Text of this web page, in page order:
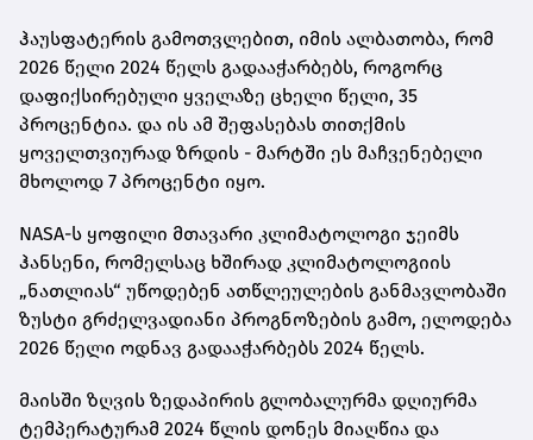
ჰაუსფატერის გამოთვლებით, იმის ალბათობა, რომ
2026 წელი 2024 წელს გადააჭარბებს, როგორც
დაფიქსირებული ყველაზე ცხელი წელი, 35
პროცენტია. და ის ამ შეფასებას თითქმის
ყოველთვიურად ზრდის - მარტში ეს მაჩვენებელი
მხოლოდ 7 პროცენტი იყო.
NASA-ს ყოფილი მთავარი კლიმატოლოგი ჯეიმს
ჰანსენი, რომელსაც ხშირად კლიმატოლოგიის
„ნათლიას“ უწოდებენ ათწლეულების განმავლობაში
ზუსტი გრძელვადიანი პროგნოზების გამო, ელოდება
2026 წელი ოდნავ გადააჭარბებს 2024 წელს.
მაისში ზღვის ზედაპირის გლობალურმა დღიურმა
ტემპერატურამ 2024 წლის დონეს მიაღწია და